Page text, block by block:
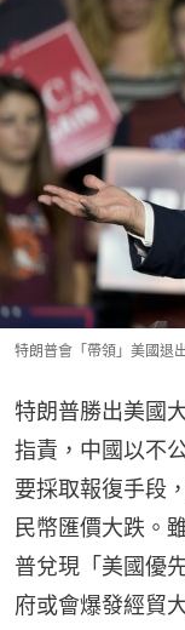
特朗普會「帶領」美國退
特朗普勝出美國
指責，中國以不
要採取報復手段
民幣匯價大跌。
普兌現「美國優
府或會爆發經貿